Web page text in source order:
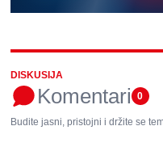
DISKUSIJA
Komentari 0
Budite jasni, pristojni i držite se